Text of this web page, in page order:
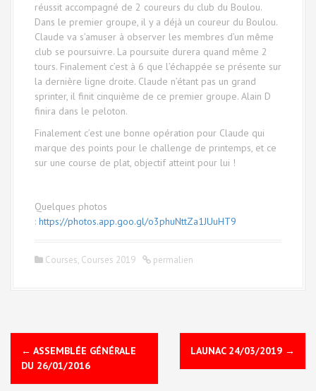
réussit accompagné de 2 coureurs du club du Boulou.
Dans le premier groupe, il y a déjà un coureur du Boulou.
Claude va s’amuser à observer les membres d’un même
club se poursuivre. La poursuite durera quand même 2
tours. Finalement c’est à 6 que l’échappée se présente sur
la dernière ligne droite. Claude n’étant pas un grand
sprinter, il finit cinquième de ce premier groupe. Alain D
finira dans le peloton.
Finalement c’est une bonne opération pour Claude qui
marque des points pour le challenge de printemps, et ce
sur une course de plat, objectif atteint pour lui !
Quelques photos
: https://photos.app.goo.gl/o3phuNttZa1JUuHT9
Courses, Courses 2019 permalien
N
a
← ASSEMBLÉE GÉNÉRALE
DU 26/01/2016
LAUNAC 24/03/2019 →